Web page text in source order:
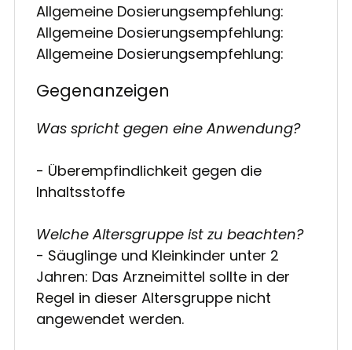
Allgemeine Dosierungsempfehlung:
Allgemeine Dosierungsempfehlung:
Allgemeine Dosierungsempfehlung:
Gegenanzeigen
Was spricht gegen eine Anwendung?
- Überempfindlichkeit gegen die
Inhaltsstoffe
Welche Altersgruppe ist zu beachten?
- Säuglinge und Kleinkinder unter 2
Jahren: Das Arzneimittel sollte in der
Regel in dieser Altersgruppe nicht
angewendet werden.